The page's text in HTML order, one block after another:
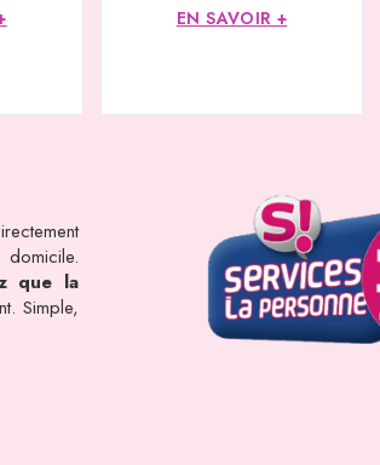
EN SAVOIR +
que la
Simple,